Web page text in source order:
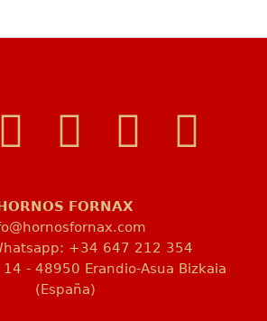
FORNAX
+34 647 212 354
- 48950 Erandio-Asua Bizkaia
(España)